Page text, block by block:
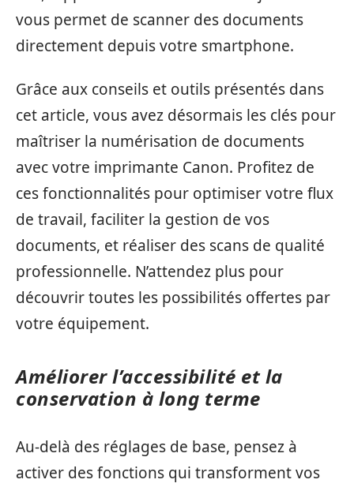
vous permet de scanner des documents
directement depuis votre smartphone.
Grâce aux conseils et outils présentés dans
cet article, vous avez désormais les clés pour
maîtriser la numérisation de documents
avec votre imprimante Canon. Profitez de
ces fonctionnalités pour optimiser votre flux
de travail, faciliter la gestion de vos
documents, et réaliser des scans de qualité
professionnelle. N’attendez plus pour
découvrir toutes les possibilités offertes par
votre équipement.
Améliorer l’accessibilité et la
conservation à long terme
Au-delà des réglages de base, pensez à
activer des fonctions qui transforment vos